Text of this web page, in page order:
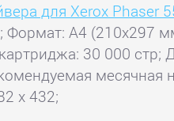
для Xerox Phaser
Формат: A4 (210x297
30 000 стр;
x 432;